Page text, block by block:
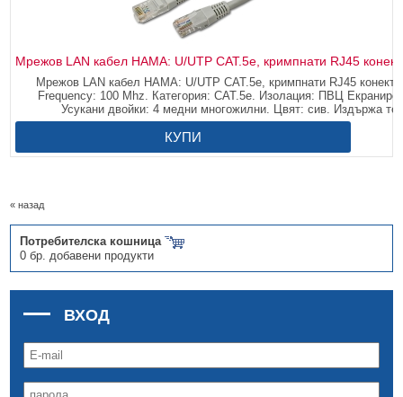
Мрежов LAN кабел HAMA: U/UTP CAT.5e, кримпнати RJ45
Мрежов LAN кабел HAMA: U/UTP CAT.5e, кримпнати RJ45
Frequency: 100 Mhz. Категория: CAT.5e. Изолация: ПВЦ
Усукани двойки: 4 медни многожилни. Цвят: сив. Издържа
КУПИ
« назад
Потребителска кошница
0 бр. добавени продукти
ВХОД